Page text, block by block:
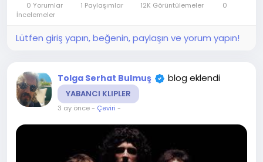
0 Yorumlar 1 Paylaşımlar 12K Görüntülemeler
0
İncelemeler
Lütfen giriş yapın, beğenin, paylaşın ve yorum yapın!
Tolga Serhat Bulmuş blog eklendi
YABANCI KLIPLER
3 ay önce- Çeviri -